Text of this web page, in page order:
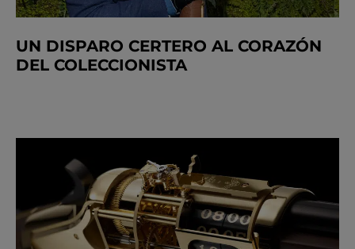
UN DISPARO CERTERO AL CORAZÓN
DEL COLECCIONISTA